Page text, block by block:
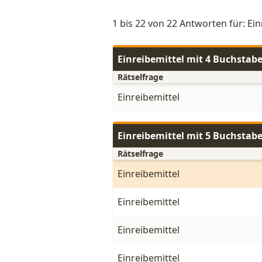
1 bis 22 von 22 Antworten für:
Einreibemittel mit 4
Rätselfrage
Einreibemittel
Einreibemittel mit 5
Rätselfrage
Einreibemittel
Einreibemittel
Einreibemittel
Einreibemittel